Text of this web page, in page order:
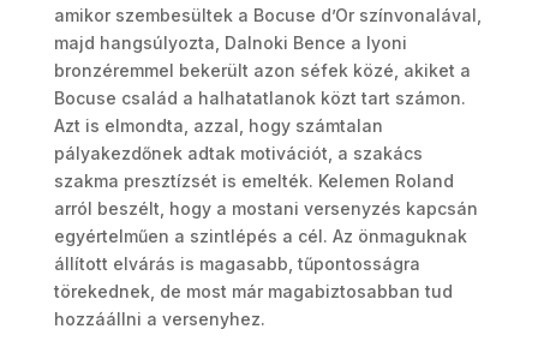
amikor szembesültek a Bocuse d’Or színvonalával,
majd hangsúlyozta, Dalnoki Bence a lyoni
bronzéremmel bekerült azon séfek közé, akiket a
Bocuse család a halhatatlanok közt tart számon.
Azt is elmondta, azzal, hogy számtalan
pályakezdőnek adtak motivációt, a szakács
szakma presztízsét is emelték. Kelemen Roland
arról beszélt, hogy a mostani versenyzés kapcsán
egyértelműen a szintlépés a cél. Az önmaguknak
állított elvárás is magasabb, tűpontosságra
törekednek, de most már magabiztosabban tud
hozzáállni a versenyhez.